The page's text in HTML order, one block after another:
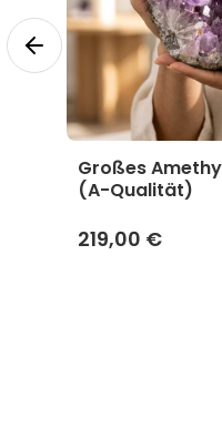
Großes
(A-Qualität)
219,00 €